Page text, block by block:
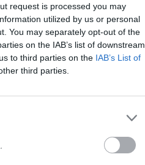
request is processed you may
utilized by us or personal
You may separately opt-out of the
on the IAB’s list of downstream
to third parties on the IAB’s List of
third parties.